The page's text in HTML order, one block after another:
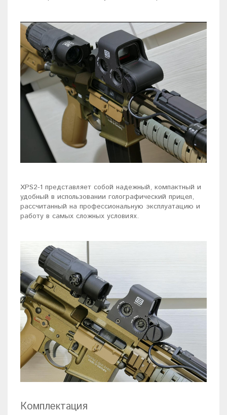
XPS2-1 представляет собой надежный, компактный и
удобный в использовании голографический прицел,
рассчитанный на профессиональную эксплуатацию и
работу в самых сложных условиях.
Комплектация